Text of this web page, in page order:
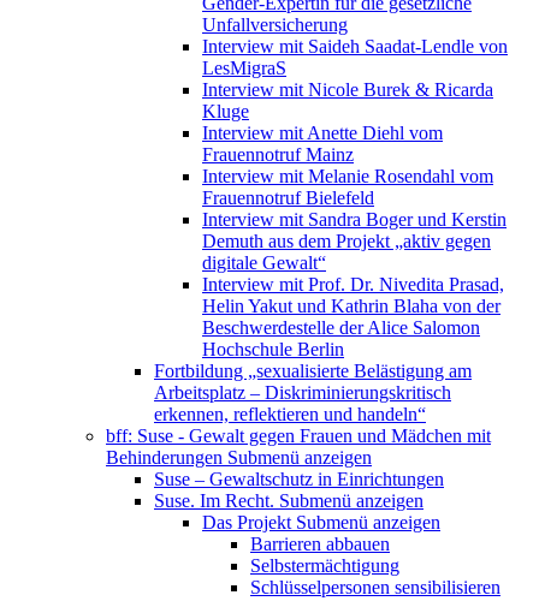
Unfallversicherung
Interview mit Saideh Saadat-Lendle von
LesMigraS
Interview mit Nicole Burek & Ricarda
Kluge
Interview mit Anette Diehl vom
Frauennotruf Mainz
Interview mit Melanie Rosendahl vom
Frauennotruf Bielefeld
Interview mit Sandra Boger und Kerstin
Demuth aus dem Projekt „aktiv gegen
digitale Gewalt“
Interview mit Prof. Dr. Nivedita Prasad,
Helin Yakut und Kathrin Blaha von der
Beschwerdestelle der Alice Salomon
Hochschule Berlin
Fortbildung „sexualisierte Belästigung am
Arbeitsplatz – Diskriminierungskritisch
erkennen, reflektieren und handeln“
bff: Suse - Gewalt gegen Frauen und Mädchen mit
Behinderungen Submenü anzeigen
Suse – Gewaltschutz in Einrichtungen
Suse. Im Recht. Submenü anzeigen
Das Projekt Submenü anzeigen
Barrieren abbauen
Selbstermächtigung
Schlüsselpersonen sensibilisieren